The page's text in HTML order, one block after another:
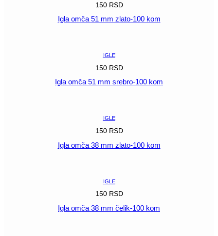
150 RSD
Igla omča 51 mm zlato-100 kom
IGLE
150 RSD
Igla omča 51 mm srebro-100 kom
IGLE
150 RSD
Igla omča 38 mm zlato-100 kom
IGLE
150 RSD
Igla omča 38 mm čelik-100 kom